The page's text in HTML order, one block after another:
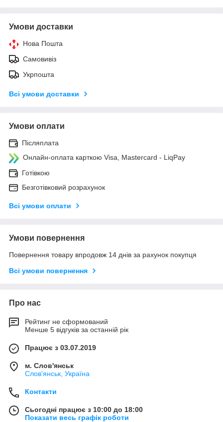
Умови доставки
Нова Пошта
Самовивіз
Укрпошта
Всі умови доставки
Умови оплати
Післяплата
Онлайн-оплата карткою Visa, Mastercard - LiqPay
Готівкою
Безготівковий розрахунок
Всі умови оплати
Умови повернення
Повернення товару впродовж 14 днів за рахунок покупця
Всі умови повернення
Про нас
Рейтинг не сформований
Менше 5 відгуків за останній рік
Працює з 03.07.2019
м. Слов'янськ
Слов'янськ, Україна
Контакти
Сьогодні працює з 10:00 до 18:00
Показати весь графік роботи